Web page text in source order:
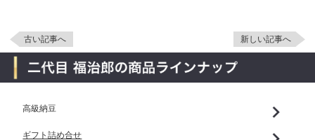
古い記事へ 新しい記事へ
高級納豆
ギフト詰め合せ